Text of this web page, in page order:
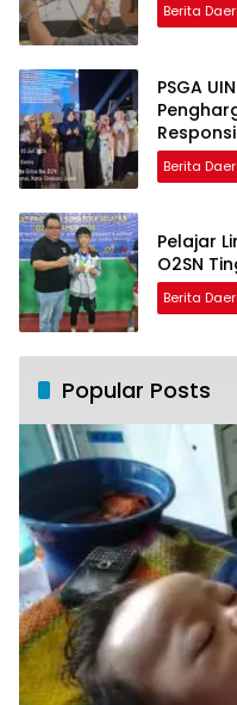
Berita
PSGA
Berita
Pelajar
O2SN
Berita
Popular Posts